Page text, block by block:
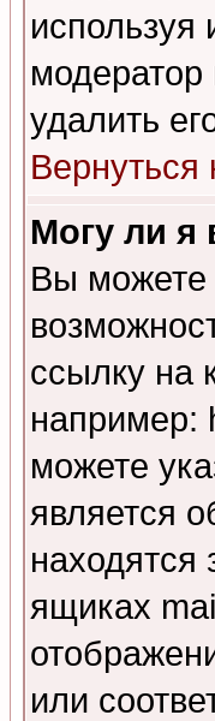
используя
удалить
Вернуться
Могу ли я
Вы можете
ссылку на
например:
можете
является
находятся
ящиках
или